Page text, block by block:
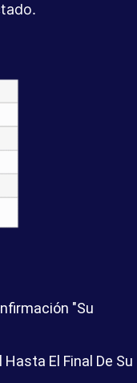
"Su
El Final De Su